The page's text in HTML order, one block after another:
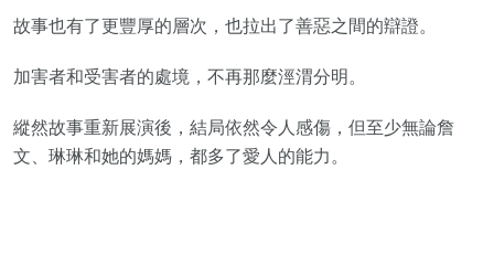
故事也有了更豐厚的層次，也拉出了善惡之間的辯證。
加害者和受害者的處境，不再那麼涇渭分明。
縱然故事重新展演後，結局依然令人感傷，但至少無論詹
文、琳琳和她的媽媽，都多了愛人的能力。